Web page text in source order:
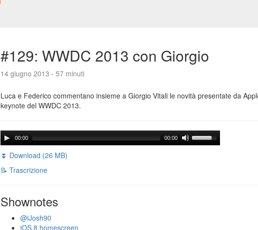
#129: WWDC 2013 con Giorgio
14 giugno 2013 - 57 minuti
Luca e Federico commentano insieme a Giorgio Vitali le novità presentate da
keynote del WWDC 2013.
00:00 00:00
⏬ Download (26 MB)
📝 Trascrizione
Shownotes
@iJosh90
iOS 8 homescreen